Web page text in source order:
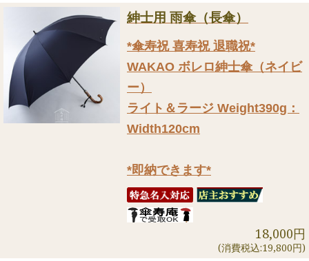
紳士用 雨傘（長傘）
*傘寿祝 喜寿祝 退職祝*
WAKAO ボレロ紳士傘（ネイビ
ー）
ライト＆ラージ Weight390g：
Width120cm
*即納できます*
18,000円
(消費税込:19,800円)